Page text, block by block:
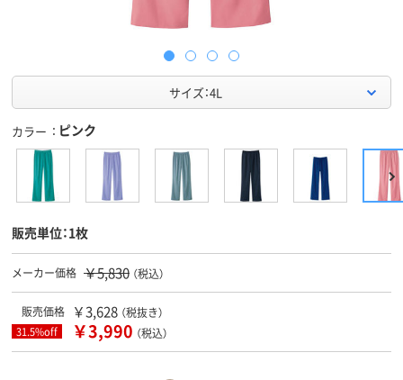
サイズ：4L
カラー ピンク
販売単位：1枚
メーカー価格 ￥5,830 （税込）
販売価格 ￥3,628 （税抜き）
31.5%off ￥3,990 （税込）